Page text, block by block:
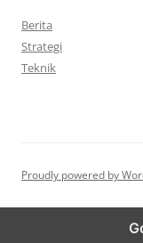
Berita
Strategi
Teknik
Proudly powered by